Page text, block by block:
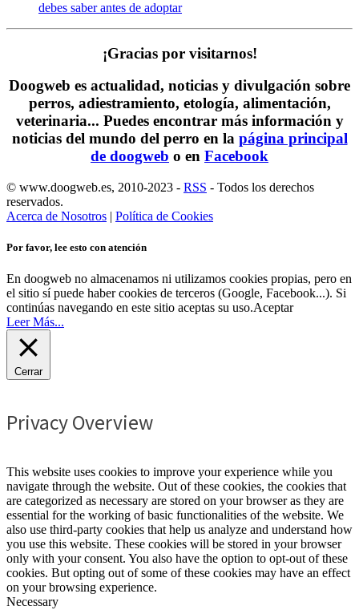
debes saber antes de adoptar
¡Gracias por visitarnos!
Doogweb es actualidad, noticias y divulgación sobre
perros, adiestramiento, etología, alimentación,
veterinaria... Puedes encontrar más información y
noticias del mundo del perro en la página principal
de doogweb o en Facebook
© www.doogweb.es, 2010-2023 - RSS - Todos los derechos
reservados.
Acerca de Nosotros | Política de Cookies
Por favor, lee esto con atención
En doogweb no almacenamos ni utilizamos cookies propias, pero en
el sitio sí puede haber cookies de terceros (Google, Facebook...). Si
continúas navegando en este sitio aceptas su uso.Aceptar
Leer Más...
Cerrar
Privacy Overview
This website uses cookies to improve your experience while you
navigate through the website. Out of these cookies, the cookies that
are categorized as necessary are stored on your browser as they are
essential for the working of basic functionalities of the website. We
also use third-party cookies that help us analyze and understand how
you use this website. These cookies will be stored in your browser
only with your consent. You also have the option to opt-out of these
cookies. But opting out of some of these cookies may have an effect
on your browsing experience.
Necessary